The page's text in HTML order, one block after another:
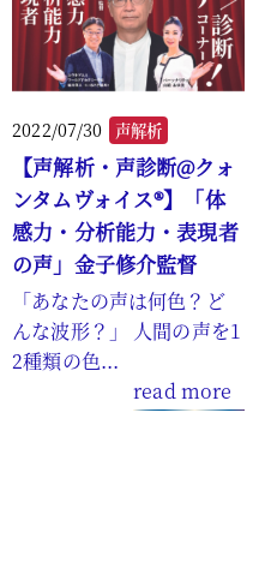
2022/07/30 声解析
【声解析・声診断@クォ
ンタムヴォイス®】「体
感力・分析能力・表現者
の声」金子修介監督
「あなたの声は何色？ど
んな波形？」 人間の声を1
2種類の色...
read more